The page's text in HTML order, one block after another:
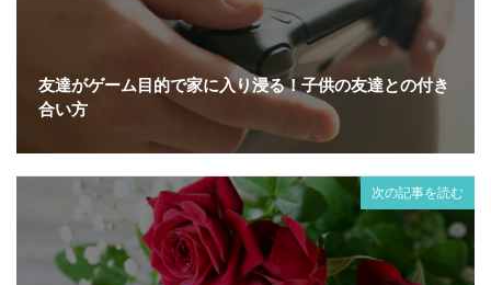
友達がゲーム目的で家に入り浸る！子供の友達との付き
合い方
次の記事を読む